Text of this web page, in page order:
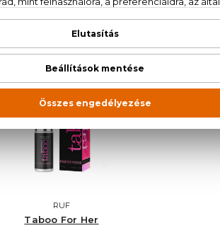
AJÁNLJUK
RUF
Taboo For Her